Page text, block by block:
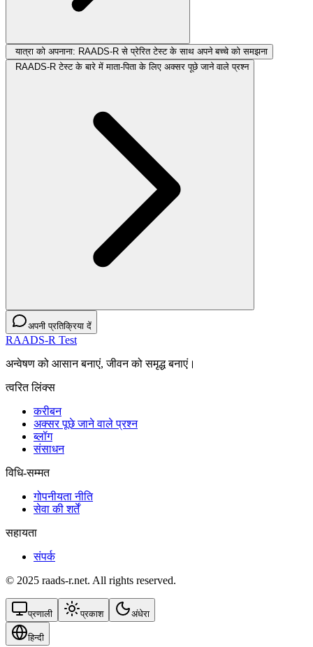
यात्रा को अपनाना: RAADS-R से प्रेरित टेस्ट के साथ अपने बच्चे को समझना
RAADS-R टेस्ट के बारे में माता-पिता के लिए अक्सर पूछे जाने वाले प्रश्न
अपनी प्रतिक्रिया दें
RAADS-R Test
अन्वेषण को आसान बनाएं, जीवन को समृद्ध बनाएं।
त्वरित लिंक्स
करीबन
अक्सर पूछे जाने वाले प्रश्न
ब्लॉग
संसाधन
विधि-सम्‍मत
गोपनीयता नीति
सेवा की शर्तें
सहायता
संपर्क
© 2025 raads-r.net. All rights reserved.
प्रणाली प्रकाश अंधेरा
हिन्दी